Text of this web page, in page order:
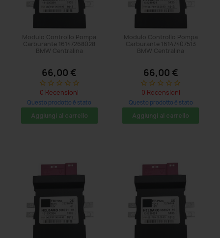
Modulo Controllo Pompa
Carburante 16147268028
BMW Centralina
66,00 €
star_border star_border star_border star_border star_border
0 Recensioni
Questo prodotto è stato
acquistato: 5 volte
Aggiungi al carrello
Modulo Controllo Pompa
Carburante 16147407513
BMW Centralina
66,00 €
star_border star_border star_border star_border star_border
0 Recensioni
Questo prodotto è stato
acquistato: 5 volte
Aggiungi al carrello